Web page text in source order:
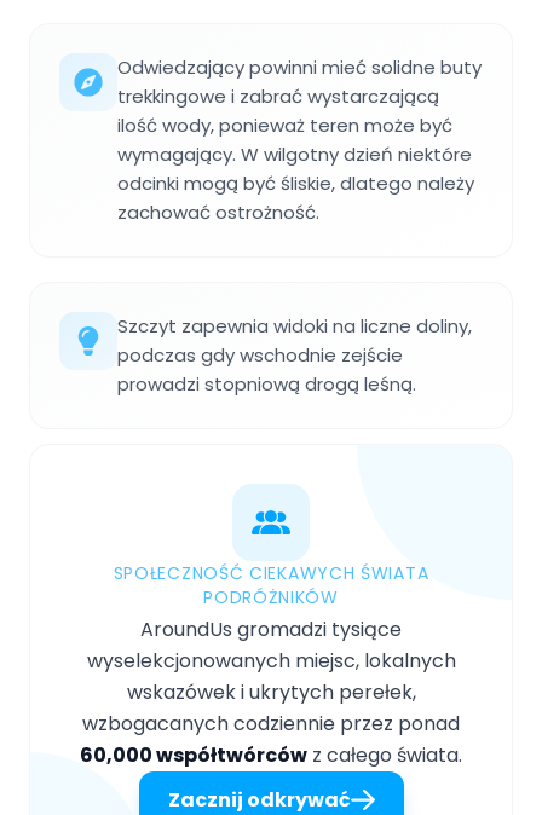
Odwiedzający powinni mieć solidne buty
trekkingowe i zabrać wystarczającą
ilość wody, ponieważ teren może być
wymagający. W wilgotny dzień niektóre
odcinki mogą być śliskie, dlatego należy
zachować ostrożność.
Szczyt zapewnia widoki na liczne doliny,
podczas gdy wschodnie zejście
prowadzi stopniową drogą leśną.
SPOŁECZNOŚĆ CIEKAWYCH ŚWIATA
PODRÓŻNIKÓW
AroundUs gromadzi tysiące
wyselekcjonowanych miejsc, lokalnych
wskazówek i ukrytych perełek,
wzbogacanych codziennie przez ponad
60,000 współtwórców z całego świata.
Zacznij odkrywać